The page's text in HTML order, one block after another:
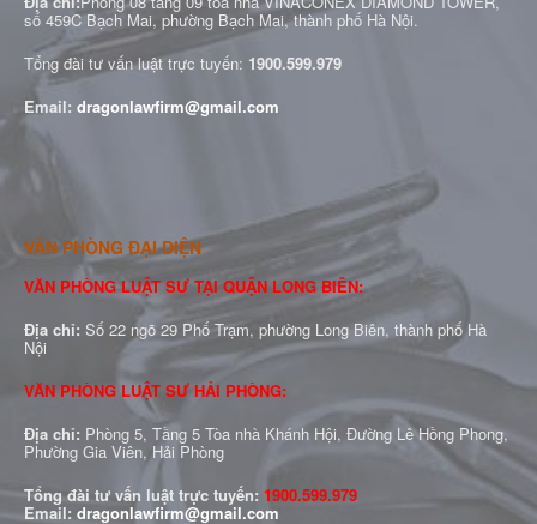
số 459C Bạch Mai, phường Bạch Mai, thành phố Hà Nội.
Tổng đài tư vấn luật trực tuyến: 1900.599.979
Email: dragonlawfirm@gmail.com
VĂN PHÒNG ĐẠI DIỆN
VĂN PHÒNG LUẬT SƯ TẠI QUẬN LONG BIÊN:
Địa chỉ: Số 22 ngõ 29 Phố Trạm, phường Long Biên, thành phố Hà
Nội
VĂN PHÒNG LUẬT SƯ HẢI PHÒNG:
Địa chỉ: Phòng 5, Tầng 5 Tòa nhà Khánh Hội, Đường Lê Hồng Phong,
Phường Gia Viên, Hải Phòng
Tổng đài tư vấn luật trực tuyến: 1900.599.979
Email: dragonlawfirm@gmail.com